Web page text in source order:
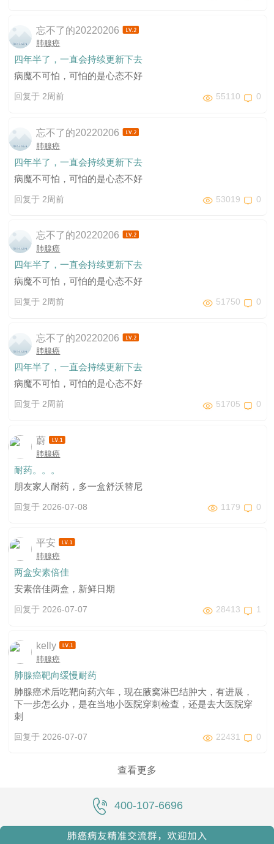
忘不了的20220206
肺腺癌
四年半了，一直会持续更新下去
病魔不可怕，可怕的是心态不好
回复于 2周前 55110 0
忘不了的20220206
肺腺癌
四年半了，一直会持续更新下去
病魔不可怕，可怕的是心态不好
回复于 2周前 53019 0
忘不了的20220206
肺腺癌
四年半了，一直会持续更新下去
病魔不可怕，可怕的是心态不好
回复于 2周前 51750 0
忘不了的20220206
肺腺癌
四年半了，一直会持续更新下去
病魔不可怕，可怕的是心态不好
回复于 2周前 51705 0
蔚
肺腺癌
耐药。。。
朋友家人耐药，多一盒舒沃替尼
回复于 2026-07-08 1179 0
平安
肺腺癌
两盒安素倍佳
安素倍佳两盒，新鲜日期
回复于 2026-07-07 28413 1
kelly
肺腺癌
肺腺癌靶向缓慢耐药
肺腺癌术后吃靶向药六年，现在腋窝淋巴结肿大，有进展，
下一步怎么办，是在当地小医院穿刺检查，还是去大医院穿
刺
回复于 2026-07-07 22431 0
查看更多
400-107-6696